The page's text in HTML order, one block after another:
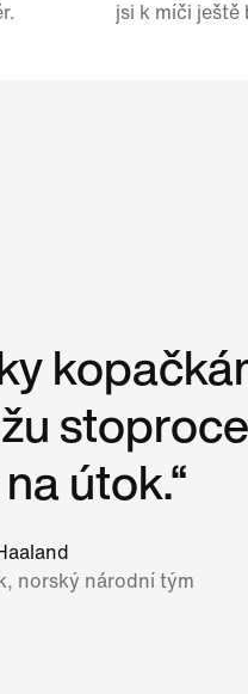
jsi k míči ještě
útok.“
norský národní tým